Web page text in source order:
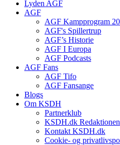
Lyden AGF
AGF
AGF Kampprogram
AGF's Spillertrup
AGF’s Historie
AGF I Europa
AGF Podcasts
AGF Fans
AGF Tifo
AGF Fansange
Blogs
Om KSDH
Partnerklub
KSDH.dk Redaktionen
Kontakt KSDH.dk
Cookie- og